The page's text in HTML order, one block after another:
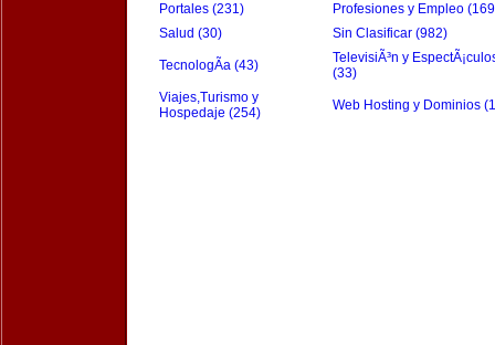
Portales (231)
Profesiones y Empleo
Salud (30)
Sin Clasificar (982)
TecnologÃ­a (43)
TelevisiÃ³n y
(33)
Viajes,Turismo y
Hospedaje (254)
Web Hosting y Dominios